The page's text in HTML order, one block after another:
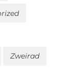
Zweirad